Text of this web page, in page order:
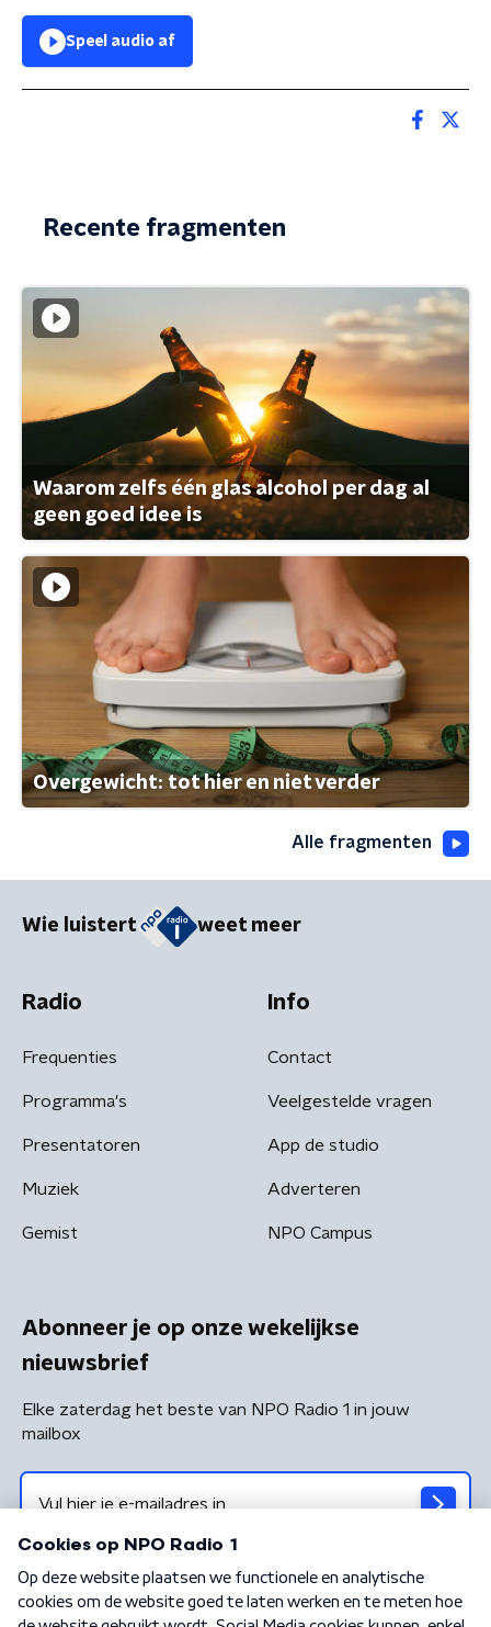
Speel audio af
Recente fragmenten
Waarom zelfs één glas alcohol per dag al
geen goed idee is
Overgewicht: tot hier en niet verder
Alle fragmenten
Wie luistert weet meer
Radio
Frequenties
Programma's
Presentatoren
Muziek
Gemist
Info
Contact
Veelgestelde vragen
App de studio
Adverteren
NPO Campus
Abonneer je op onze wekelijkse
nieuwsbrief
Elke zaterdag het beste van NPO Radio 1 in jouw
mailbox